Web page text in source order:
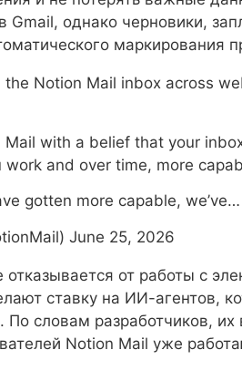
Gmail, однако черновики,
маркирования
the Notion Mail inbox across
Mail with a belief that your
work and over time, more
gotten more capable,
June 25, 2026
от работы с
ставку на ИИ-агентов,
словам разработчиков,
Notion Mail уже